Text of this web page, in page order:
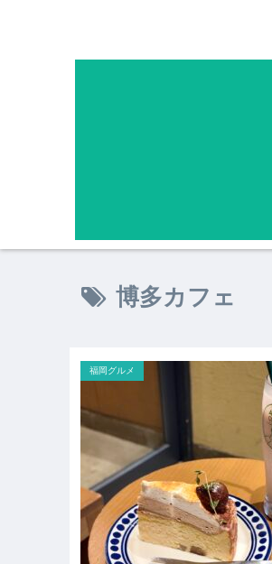
博多カフェ
福岡グルメ